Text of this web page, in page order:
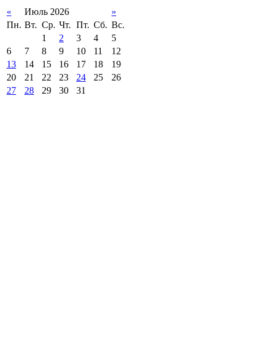
« Июль 2026
»
Пн. Вт. Ср. Чт. Пт. Сб. Вс.
1
2 3 4
5
6
7 8 9 10 11
12
13
14 15 16 17 18
19
20
21 22 23 24 25
26
27
28 29 30 31